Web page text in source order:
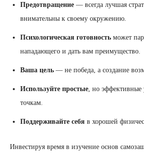
Предотвращение — всегда лучшая
внимательны к своему окружению.
Психологическая готовность может
нападающего и дать вам преимущество.
Ваша цель — не победа, а создание
Используйте простые , но
точкам.
Поддерживайте себя в хорошей
Инвестируя время в изучение основ